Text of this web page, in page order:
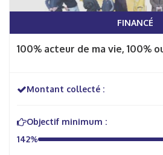
FINANCÉ
100% acteur de ma vie, 100%
Montant collecté :
Objectif minimum :
142%